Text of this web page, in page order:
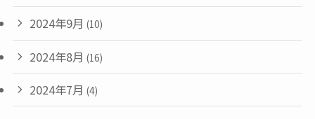
2024年9月 (10)
2024年8月 (16)
2024年7月 (4)